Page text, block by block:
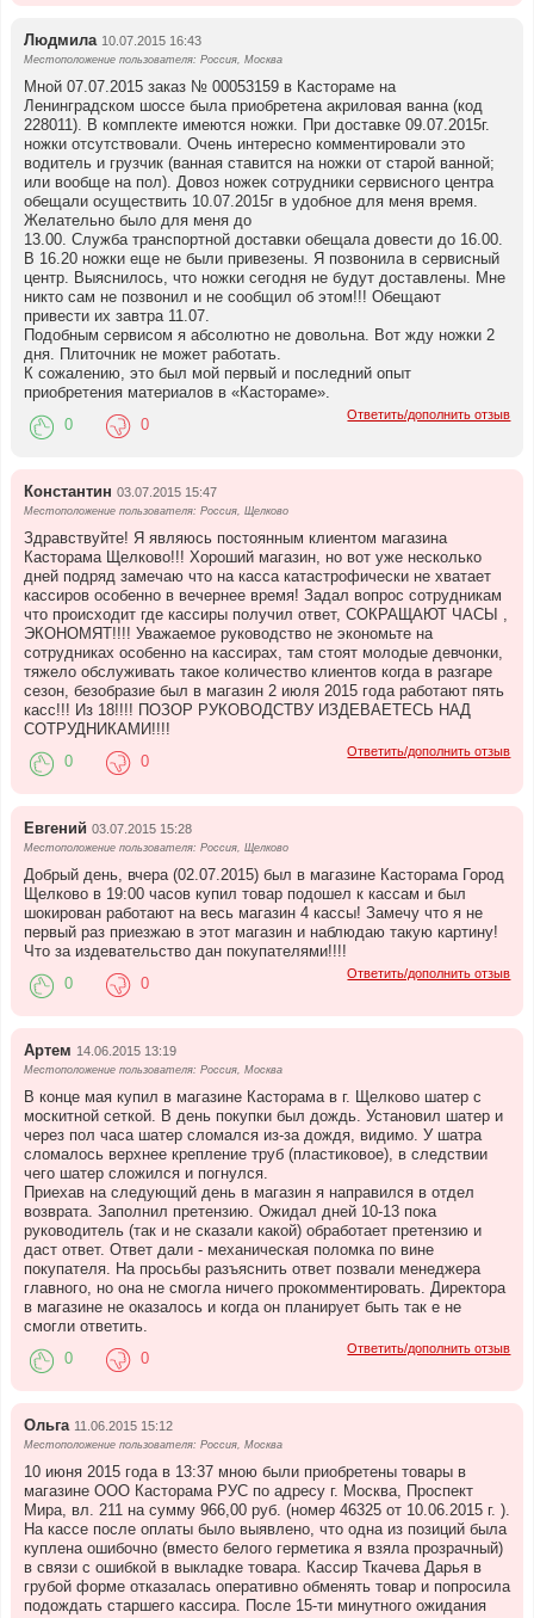
Людмила 10.07.2015 16:43
Местоположение пользователя: Россия, Москва
Мной 07.07.2015 заказ № 00053159 в Кастораме на
Ленинградском шоссе была приобретена акриловая ванна (код
228011). В комплекте имеются ножки. При доставке 09.07.2015г.
ножки отсутствовали. Очень интересно комментировали это
водитель и грузчик (ванная ставится на ножки от старой ванной;
или вообще на пол). Довоз ножек сотрудники сервисного центра
обещали осуществить 10.07.2015г в удобное для меня время.
Желательно было для меня до
13.00. Служба транспортной доставки обещала довести до 16.00.
В 16.20 ножки еще не были привезены. Я позвонила в сервисный
центр. Выяснилось, что ножки сегодня не будут доставлены. Мне
никто сам не позвонил и не сообщил об этом!!! Обещают
привести их завтра 11.07.
Подобным сервисом я абсолютно не довольна. Вот жду ножки 2
дня. Плиточник не может работать.
К сожалению, это был мой первый и последний опыт
приобретения материалов в «Кастораме».
Ответить/дополнить отзыв
0 0
Константин 03.07.2015 15:47
Местоположение пользователя: Россия, Щелково
Здравствуйте! Я являюсь постоянным клиентом магазина
Касторама Щелково!!! Хороший магазин, но вот уже несколько
дней подряд замечаю что на касса катастрофически не хватает
кассиров особенно в вечернее время! Задал вопрос сотрудникам
что происходит где кассиры получил ответ, СОКРАЩАЮТ ЧАСЫ ,
ЭКОНОМЯТ!!!! Уважаемое руководство не экономьте на
сотрудниках особенно на кассирах, там стоят молодые девчонки,
тяжело обслуживать такое количество клиентов когда в разгаре
сезон, безобразие был в магазин 2 июля 2015 года работают пять
касс!!! Из 18!!!! ПОЗОР РУКОВОДСТВУ ИЗДЕВАЕТЕСЬ НАД
СОТРУДНИКАМИ!!!!
Ответить/дополнить отзыв
0 0
Евгений 03.07.2015 15:28
Местоположение пользователя: Россия, Щелково
Добрый день, вчера (02.07.2015) был в магазине Касторама Город
Щелково в 19:00 часов купил товар подошел к кассам и был
шокирован работают на весь магазин 4 кассы! Замечу что я не
первый раз приезжаю в этот магазин и наблюдаю такую картину!
Что за издевательство дан покупателями!!!!
Ответить/дополнить отзыв
0 0
Артем 14.06.2015 13:19
Местоположение пользователя: Россия, Москва
В конце мая купил в магазине Касторама в г. Щелково шатер с
москитной сеткой. В день покупки был дождь. Установил шатер и
через пол часа шатер сломался из-за дождя, видимо. У шатра
сломалось верхнее крепление труб (пластиковое), в следствии
чего шатер сложился и погнулся.
Приехав на следующий день в магазин я направился в отдел
возврата. Заполнил претензию. Ожидал дней 10-13 пока
руководитель (так и не сказали какой) обработает претензию и
даст ответ. Ответ дали - механическая поломка по вине
покупателя. На просьбы разъяснить ответ позвали менеджера
главного, но она не смогла ничего прокомментировать. Директора
в магазине не оказалось и когда он планирует быть так е не
смогли ответить.
Ответить/дополнить отзыв
0 0
Ольга 11.06.2015 15:12
Местоположение пользователя: Россия, Москва
10 июня 2015 года в 13:37 мною были приобретены товары в
магазине ООО Касторама РУС по адресу г. Москва, Проспект
Мира, вл. 211 на сумму 966,00 руб. (номер 46325 от 10.06.2015 г. ).
На кассе после оплаты было выявлено, что одна из позиций была
куплена ошибочно (вместо белого герметика я взяла прозрачный)
в связи с ошибкой в выкладке товара. Кассир Ткачева Дарья в
грубой форме отказалась оперативно обменять товар и попросила
подождать старшего кассира. После 15-ти минутного ожидания